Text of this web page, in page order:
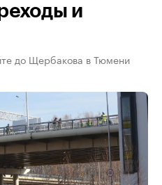
и
до Щербакова в Тюмени